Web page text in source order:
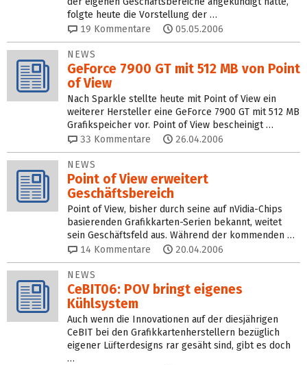
folgte heute die Vorstellung der …
19 Kommentare 05.05.2006
NEWS
GeForce 7900 GT mit 512 MB von Point
of View
Nach Sparkle stellte heute mit Point of View ein
weiterer Hersteller eine GeForce 7900 GT mit 512 MB
Grafikspeicher vor. Point of View bescheinigt …
33 Kommentare 26.04.2006
NEWS
Point of View erweitert
Geschäftsbereich
Point of View, bisher durch seine auf nVidia-Chips
basierenden Grafikkarten-Serien bekannt, weitet
sein Geschäftsfeld aus. Während der kommenden …
14 Kommentare 20.04.2006
NEWS
CeBIT06: POV bringt eigenes
Kühlsystem
Auch wenn die Innovationen auf der diesjährigen
CeBIT bei den Grafikkartenherstellern bezüglich
eigener Lüfterdesigns rar gesäht sind, gibt es doch
…